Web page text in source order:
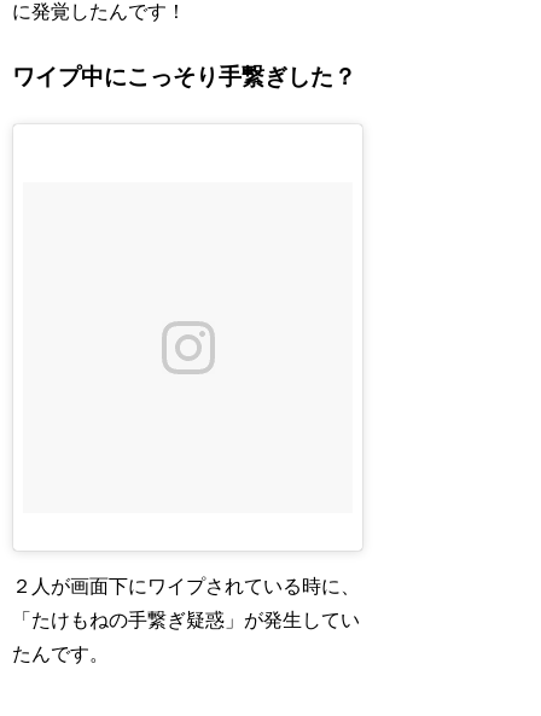
に発覚したんです！
ワイプ中にこっそり手繋ぎした？
２人が画面下にワイプされている時に、
「たけもねの手繋ぎ疑惑」が発生してい
たんです。